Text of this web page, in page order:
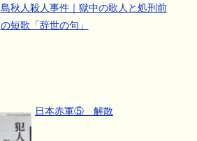
島秋人殺人事件｜獄中の歌人と処刑前
の短歌「辞世の句」
日本赤軍⑤ 解散